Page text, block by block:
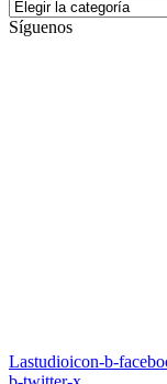
Síguenos
Lastudioicon-b-